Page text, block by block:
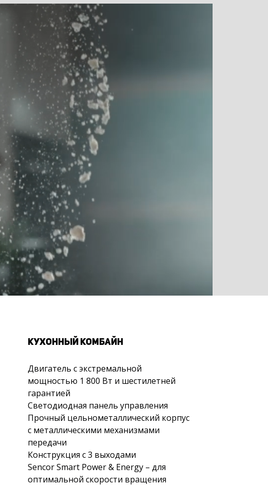
КУХОННЫЙ КОМБАЙН
Двигатель с экстремальной
мощностью 1 800 Вт и шестилетней
гарантией
Светодиодная панель управления
Прочный цельнометаллический корпус
с металлическими механизмами
передачи
Конструкция с 3 выходами
Sencor Smart Power & Energy – для
оптимальной скорости вращения